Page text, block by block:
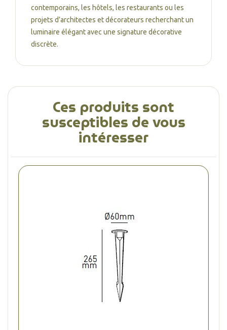
contemporains, les hôtels, les restaurants ou les
projets d’architectes et décorateurs recherchant un
luminaire élégant avec une signature décorative
discrète.
Ces produits sont
susceptibles de vous
intéresser